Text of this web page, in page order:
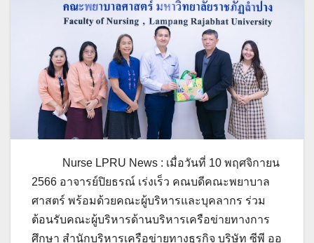
Nurse LPRU News : เมื่อวันที่ 10 พฤศจิกายน
2566 อาจารย์ปิยธรณ์ เร่งเร็ว คณบดีคณะพยาบาล
ศาสตร์ พร้อมด้วยคณะผู้บริหารและบุคลากร ร่วม
ต้อนรับคณะผู้บริหารด้านบริหารเครือข่ายทางการ
ศึกษา สำนักบริหารเครือข่ายทางธุรกิจ บริษัท ซีพี ออ